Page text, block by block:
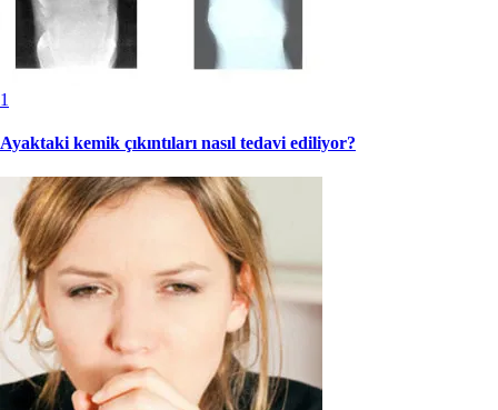
1
Ayaktaki kemik çıkıntıları nasıl tedavi ediliyor?